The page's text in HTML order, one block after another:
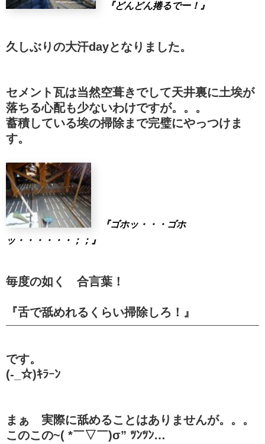
『どんどん捲るでー！』
久しぶりの大汗dayとなりました。
セメント瓦は当然空葺きでして天井裏に土埃が
落ちる心配も少ないわけですが。。。
蓄積している埃の掃除まで完璧にやっつけま
す。
『ゴホッ・・・ゴホ
ッ・・・・・・；；』
毎度の如く 合言葉！
『舌で舐めれるくらい掃除しろ！』
です。
(-_☆)ｷﾗｰﾝ
まぁ 実際に舐めることはありませんが。。。
このこの~( *￣▽￣)σ” ﾂﾝﾂﾝ…